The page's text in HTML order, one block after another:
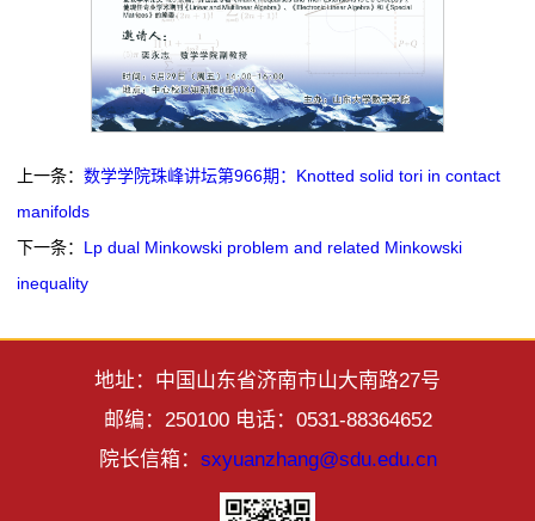
上一条：数学学院珠峰讲坛第966期：Knotted solid tori in contact
manifolds
下一条： Lp dual Minkowski problem and related Minkowski
inequality
地址：中国山东省济南市山大南路27号
邮编：250100 电话：0531-88364652
院长信箱： sxyuanzhang@sdu.edu.cn